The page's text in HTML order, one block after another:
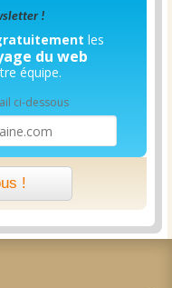
!
les
du web
équipe.
ci-dessous
!